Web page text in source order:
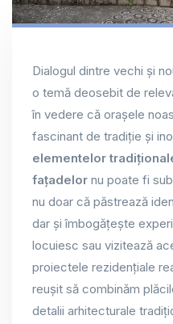
Dialogul dintre vechi și
o temă deosebit de
în vedere că orașele
fascinant de tradiție și
elementelor
fațadelor nu poate fi
nu doar că păstrează
dar și îmbogățește
locuiesc sau vizitează
proiectele rezidențiale
reușit să combinăm
detalii arhitecturale